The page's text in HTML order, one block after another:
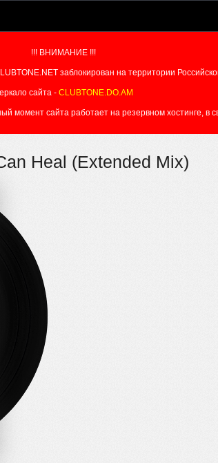
!!! ВНИМАНИЕ !!!
заблокирован на территории
сайта - CLUBTONE.DO.AM
сайта работает на резервном хостинге, в
Heal (Extended Mix)